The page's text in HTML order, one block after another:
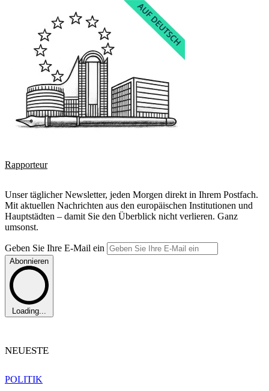
Rapporteur
Unser täglicher Newsletter, jeden Morgen direkt in Ihrem Postfach.
Mit aktuellen Nachrichten aus den europäischen Institutionen und
Hauptstädten – damit Sie den Überblick nicht verlieren. Ganz
umsonst.
Geben Sie Ihre E-Mail ein
Abonnieren
Loading...
NEUESTE
POLITIK